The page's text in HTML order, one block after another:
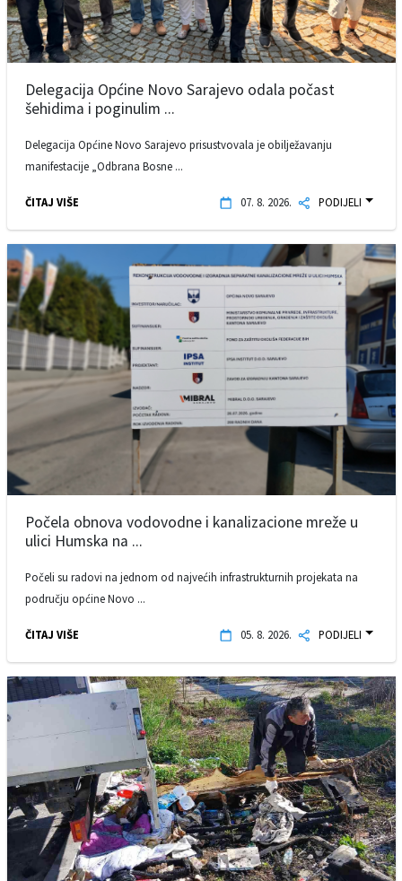
Delegacija Općine Novo Sarajevo odala počast
šehidima i poginulim ...
Delegacija Općine Novo Sarajevo prisustvovala je obilježavanju
manifestacije „Odbrana Bosne ...
ČITAJ VIŠE 07. 8. 2026. PODIJELI
Počela obnova vodovodne i kanalizacione mreže u
ulici Humska na ...
Počeli su radovi na jednom od najvećih infrastrukturnih projekata na
području općine Novo ...
ČITAJ VIŠE 05. 8. 2026. PODIJELI